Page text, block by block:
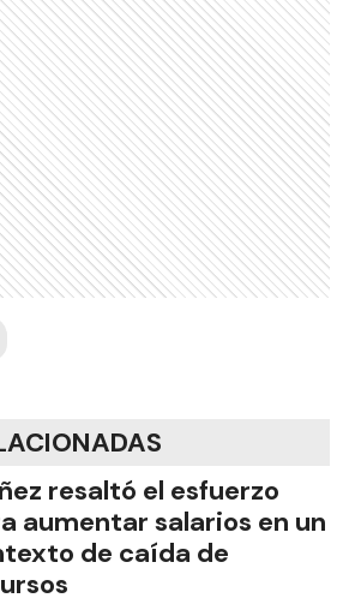
resaltó el esfuerzo
aumentar salarios en un
de caída de